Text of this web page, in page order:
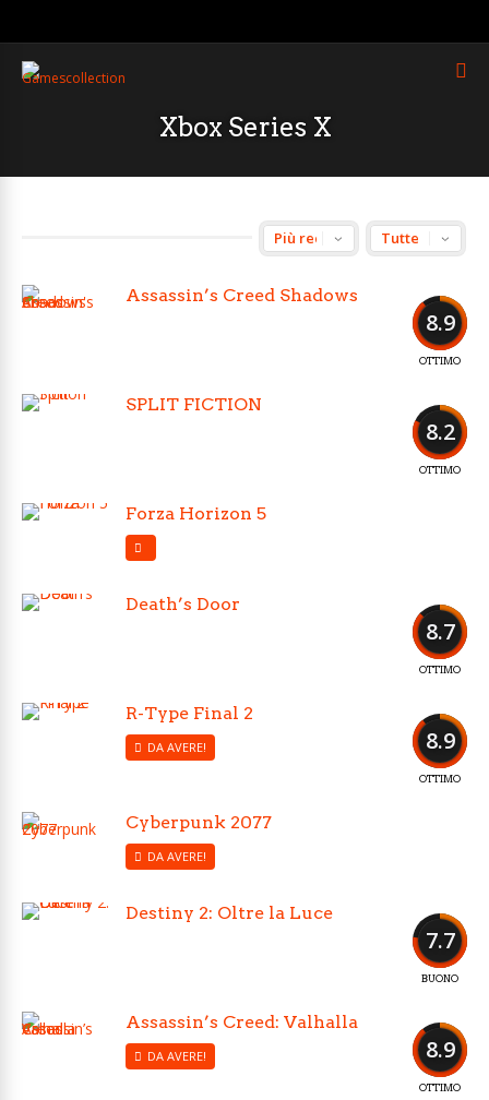
Xbox Series X
8.9
OTTIMO
Assassin’s Creed Shadows
8.2
OTTIMO
SPLIT FICTION
Forza Horizon 5
8.7
OTTIMO
Death’s Door
8.9
OTTIMO
R-Type Final 2
DA AVERE!
Cyberpunk 2077
DA AVERE!
7.7
BUONO
Destiny 2: Oltre la Luce
8.9
OTTIMO
Assassin’s Creed: Valhalla
DA AVERE!